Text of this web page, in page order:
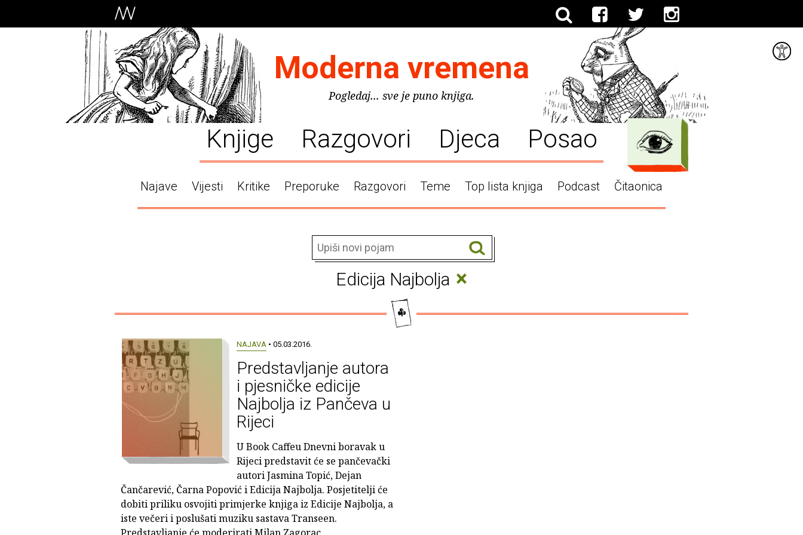
Moderna vremena
Pogledaj... sve je puno knjiga.
Knjige Razgovori Djeca Posao
Najave Vijesti Kritike Preporuke Razgovori Teme Top lista knjiga Podcast Čitaonica
Edicija Najbolja ×
NAJAVA • 05.03.2016.
Predstavljanje autora
i pjesničke edicije
Najbolja iz Pančeva u
Rijeci
U Book Caffeu Dnevni boravak u
Rijeci predstavit će se pančevački
autori Jasmina Topić, Dejan
Čančarević, Čarna Popović i Edicija Najbolja. Posjetitelji će
dobiti priliku osvojiti primjerke knjiga iz Edicije Najbolja, a
iste večeri i poslušati muziku sastava Transeen.